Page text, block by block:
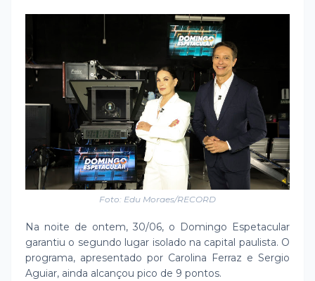
Foto: Edu Moraes/RECORD
Na noite de ontem, 30/06, o Domingo Espetacular
garantiu o segundo lugar isolado na capital paulista. O
programa, apresentado por Carolina Ferraz e Sergio
Aguiar, ainda alcançou pico de 9 pontos.